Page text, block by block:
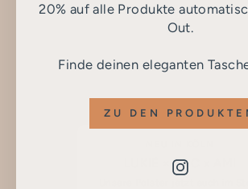
20% auf alle Produkte
Out.
Finde deinen eleganten
ZU DEN
Instagram
© 2026 SAC x AMI
LUKIÉ × SAC x AMI